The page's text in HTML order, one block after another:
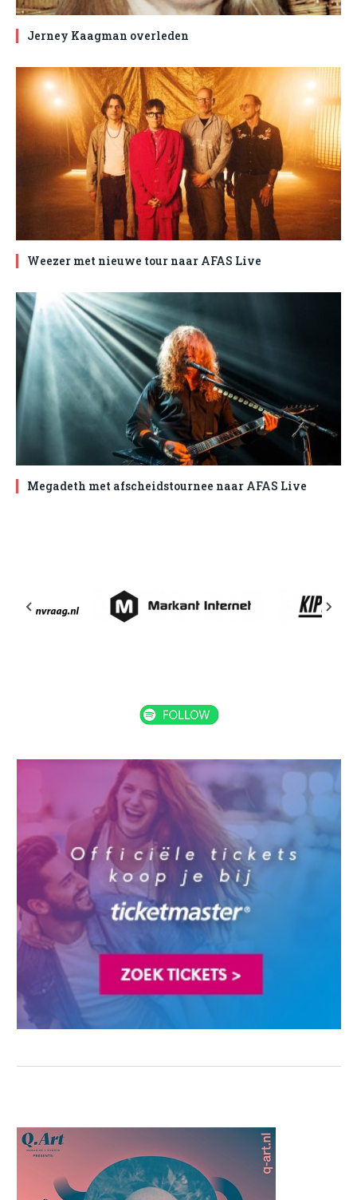
Jerney Kaagman overleden
Weezer met nieuwe tour naar AFAS Live
Megadeth met afscheidstournee naar AFAS Live